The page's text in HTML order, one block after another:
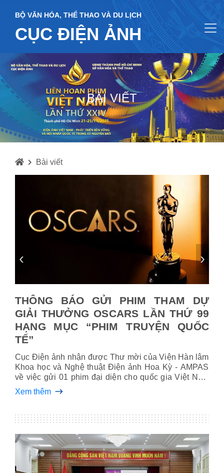
BỘ VĂN HÓA, THỂ THAO VÀ DU LỊCH
CỤC ĐIỆN ẢNH
BÀI VIẾT
Bài viết
THÔNG BÁO GỬI PHIM THAM DỰ
GIẢI THƯỞNG OSCARS LẦN THỨ 99
HẠNG MỤC “PHIM TRUYỆN QUỐC
TẾ”
Cục Điện ảnh nhận đ­ược Thư mời của Viện Hàn lâm
Khoa học và Nghệ thuật Điện ảnh Hoa Kỳ - AMPAS
về việc gửi 01 phim đại diện cho quốc gia Việt Nam
tham dự Vòng sơ tuyển Giải thưởng OSCARS cho
hạng mục “Phim truyện quốc tế” lần thứ 99 diễn ra
Xem thêm
‹ ›